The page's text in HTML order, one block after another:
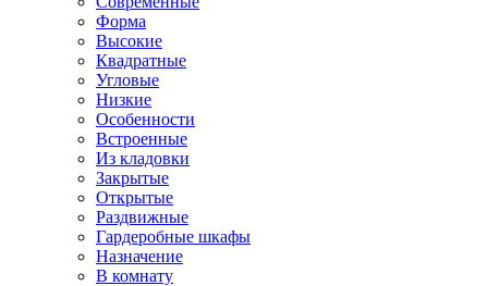
Форма
Высокие
Квадратные
Угловые
Низкие
Особенности
Встроенные
Из кладовки
Закрытые
Открытые
Раздвижные
Гардеробные шкафы
Назначение
В комнату